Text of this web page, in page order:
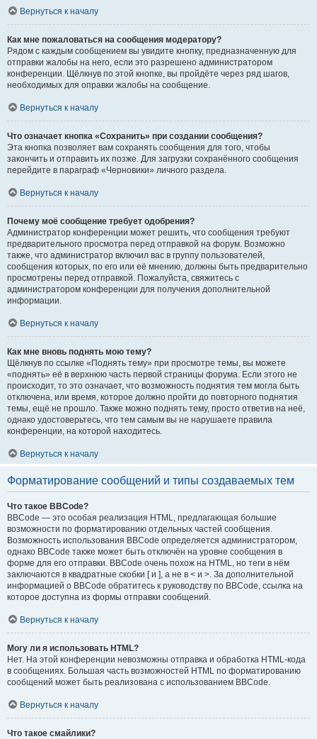
Вернуться к началу
Как мне пожаловаться на сообщения модератору?
Рядом с каждым сообщением вы увидите кнопку, предназначенную для
отправки жалобы на него, если это разрешено администратором
конференции. Щёлкнув по этой кнопке, вы пройдёте через ряд шагов,
необходимых для оправки жалобы на сообщение.
Вернуться к началу
Что означает кнопка «Сохранить» при создании сообщения?
Эта кнопка позволяет вам сохранять сообщения для того, чтобы
закончить и отправить их позже. Для загрузки сохранённого сообщения
перейдите в параграф «Черновики» личного раздела.
Вернуться к началу
Почему моё сообщение требует одобрения?
Администратор конференции может решить, что сообщения требуют
предварительного просмотра перед отправкой на форум. Возможно
также, что администратор включил вас в группу пользователей,
сообщения которых, по его или её мнению, должны быть предварительно
просмотрены перед отправкой. Пожалуйста, свяжитесь с
администратором конференции для получения дополнительной
информации.
Вернуться к началу
Как мне вновь поднять мою тему?
Щёлкнув по ссылке «Поднять тему» при просмотре темы, вы можете
«поднять» её в верхнюю часть первой страницы форума. Если этого не
происходит, то это означает, что возможность поднятия тем могла быть
отключена, или время, которое должно пройти до повторного поднятия
темы, ещё не прошло. Также можно поднять тему, просто ответив на неё,
однако удостоверьтесь, что тем самым вы не нарушаете правила
конференции, на которой находитесь.
Вернуться к началу
Форматирование сообщений и типы создаваемых тем
Что такое BBCode?
BBCode — это особая реализация HTML, предлагающая большие
возможности по форматированию отдельных частей сообщения.
Возможность использования BBCode определяется администратором,
однако BBCode также может быть отключён на уровне сообщения в
форме для его отправки. BBCode очень похож на HTML, но теги в нём
заключаются в квадратные скобки [ и ], а не в < и >. За дополнительной
информацией о BBCode обратитесь к руководству по BBCode, ссылка на
которое доступна из формы отправки сообщений.
Вернуться к началу
Могу ли я использовать HTML?
Нет. На этой конференции невозможны отправка и обработка HTML-кода
в сообщениях. Большая часть возможностей HTML по форматированию
сообщений может быть реализована с использованием BBCode.
Вернуться к началу
Что такое смайлики?